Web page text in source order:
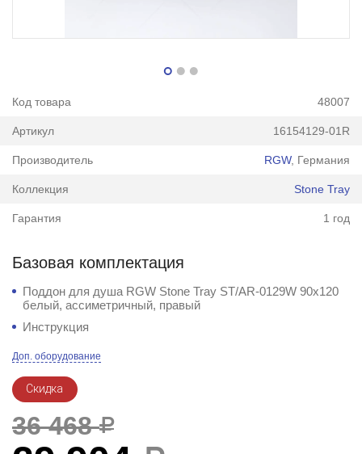
Код товара 48007
Артикул 16154129-01R
Производитель RGW, Германия
Коллекция Stone Tray
Гарантия 1 год
Базовая комплектация
Поддон для душа RGW Stone Tray ST/AR-0129W 90x120
белый, ассиметричный, правый
Инструкция
Доп. оборудование
Скидка
36 468